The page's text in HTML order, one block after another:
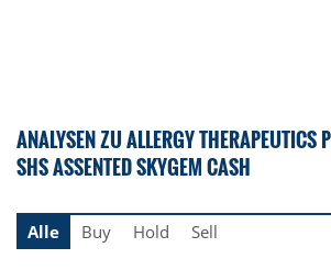
ANALYSEN ZU ALLERGY THERAPEUTICS
SHS ASSENTED SKYGEM CASH
Alle
Buy Hold Sell